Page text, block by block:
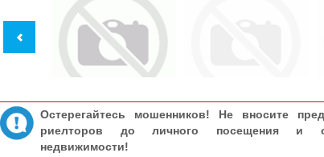
Остерегайтесь мошенников! Не вносите
риелторов до личного посещения и
недвижимости!